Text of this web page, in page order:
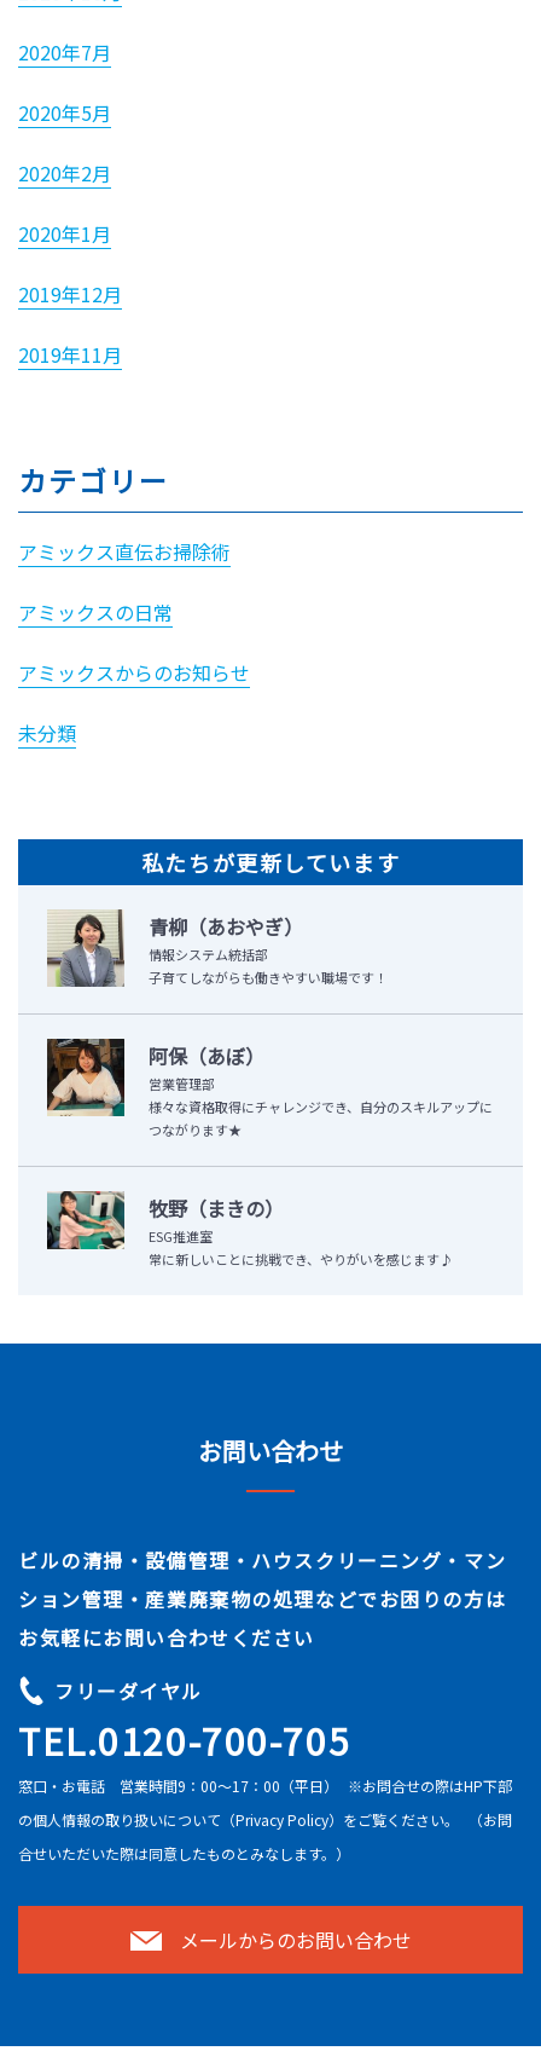
2020年7月
2020年5月
2020年2月
2020年1月
2019年12月
2019年11月
カテゴリー
アミックス直伝お掃除術
アミックスの日常
アミックスからのお知らせ
未分類
私たちが更新しています
青柳（あおやぎ）
情報システム統括部
子育てしながらも働きやすい職場です！
阿保（あぼ）
営業管理部
様々な資格取得にチャレンジでき、自分のスキルアップに
つながります★
牧野（まきの）
ESG推進室
常に新しいことに挑戦でき、やりがいを感じます♪
お問い合わせ
ビルの清掃・設備管理・ハウスクリーニング・マン
ション管理・産業廃棄物の処理などでお困りの方は
お気軽にお問い合わせください
フリーダイヤル
TEL.0120-700-705
窓口・お電話 営業時間9：00～17：00（平日）
※お問合せの際はHP下部
の個人情報の取り扱いについて（Privacy Policy）をご覧ください。
（お問
合せいただいた際は同意したものとみなします。）
メールからのお問い合わせ